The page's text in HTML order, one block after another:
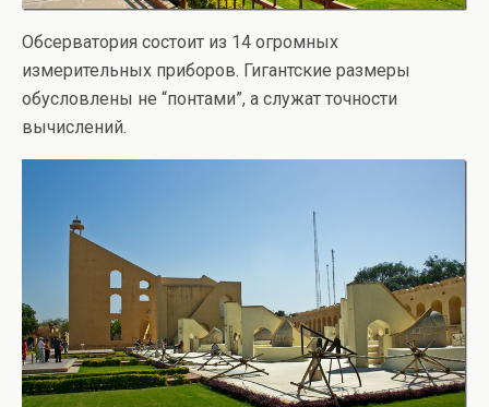
Обсерватория состоит из 14 огромных
измерительных приборов. Гигантские размеры
обусловлены не “понтами”, а служат точности
вычислений.